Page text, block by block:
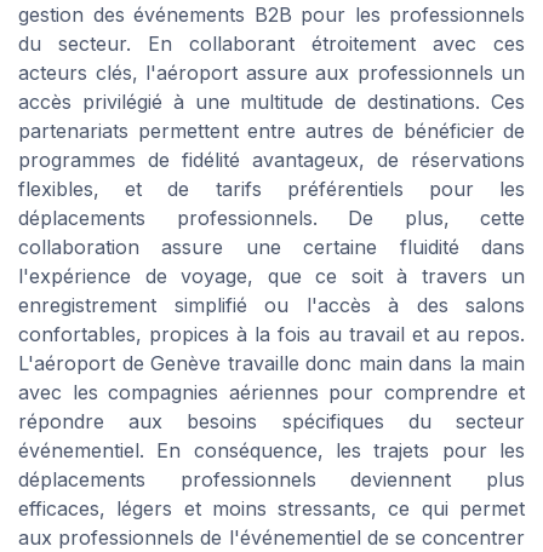
gestion des événements B2B pour les professionnels
du secteur. En collaborant étroitement avec ces
acteurs clés, l'aéroport assure aux professionnels un
accès privilégié à une multitude de destinations. Ces
partenariats permettent entre autres de bénéficier de
programmes de fidélité avantageux, de réservations
flexibles, et de tarifs préférentiels pour les
déplacements professionnels. De plus, cette
collaboration assure une certaine fluidité dans
l'expérience de voyage, que ce soit à travers un
enregistrement simplifié ou l'accès à des salons
confortables, propices à la fois au travail et au repos.
L'aéroport de Genève travaille donc main dans la main
avec les compagnies aériennes pour comprendre et
répondre aux besoins spécifiques du secteur
événementiel. En conséquence, les trajets pour les
déplacements professionnels deviennent plus
efficaces, légers et moins stressants, ce qui permet
aux professionnels de l'événementiel de se concentrer